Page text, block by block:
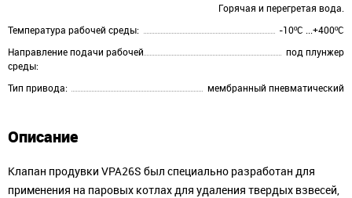
Горячая и перегретая вода.
Температура рабочей среды:
-10ºC ...+400ºC
Направление подачи рабочей
среды:
под плунжер
Тип привода: мембранный пневматический
Описание
Клапан продувки VPA26S был специально разработан для
применения на паровых котлах для удаления твердых взвесей,